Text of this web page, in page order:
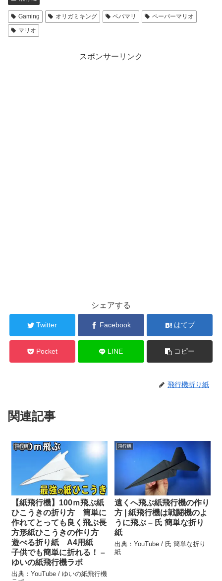
Gaming オリガミキング ペパマリ
ペーパーマリオ
マリオ
スポンサーリンク
シェアする
Twitter Facebook はてブ
Pocket LINE コピー
飛行機折り紙
関連記事
飛行機
【紙飛行機】100ｍ飛ぶ紙
ひこうきの折り方 簡単に
作れてとっても良く飛ぶ長
方形紙ひこうきの作り方
遊べる折り紙 A4用紙
子供でも簡単に折れる！ –
ゆいの紙飛行機ラボ
出典：YouTube / ゆいの紙飛行機
飛行機
遠くへ飛ぶ紙飛行機の作り
方 | 紙飛行機は戦闘機のよ
うに飛ぶ – 氏 簡単な折り
紙
出典：YouTube / 氏 簡単な折り
紙